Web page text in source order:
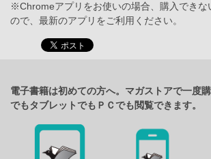
※Chromeアプリをお使いの場合、購入できな
ので、最新のアプリをご利用ください。
電子書籍は初めての方へ。マガストアで一度
でもタブレットでもＰＣでも閲覧できます。